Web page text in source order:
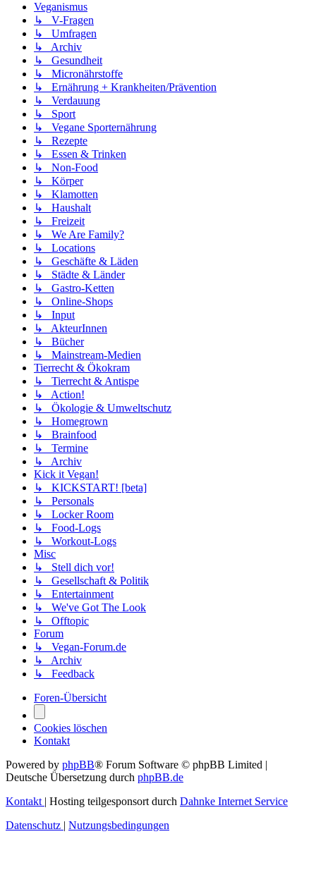
Veganismus
↳ V-Fragen
↳ Umfragen
↳ Archiv
↳ Gesundheit
↳ Micronährstoffe
↳ Ernährung + Krankheiten/Prävention
↳ Verdauung
↳ Sport
↳ Vegane Sporternährung
↳ Rezepte
↳ Essen & Trinken
↳ Non-Food
↳ Körper
↳ Klamotten
↳ Haushalt
↳ Freizeit
↳ We Are Family?
↳ Locations
↳ Geschäfte & Läden
↳ Städte & Länder
↳ Gastro-Ketten
↳ Online-Shops
↳ Input
↳ AkteurInnen
↳ Bücher
↳ Mainstream-Medien
Tierrecht & Ökokram
↳ Tierrecht & Antispe
↳ Action!
↳ Ökologie & Umweltschutz
↳ Homegrown
↳ Brainfood
↳ Termine
↳ Archiv
Kick it Vegan!
↳ KICKSTART! [beta]
↳ Personals
↳ Locker Room
↳ Food-Logs
↳ Workout-Logs
Misc
↳ Stell dich vor!
↳ Gesellschaft & Politik
↳ Entertainment
↳ We've Got The Look
↳ Offtopic
Forum
↳ Vegan-Forum.de
↳ Archiv
↳ Feedback
Foren-Übersicht
Cookies löschen
Kontakt
Powered by phpBB® Forum Software © phpBB Limited
Deutsche Übersetzung durch phpBB.de
Kontakt
Hosting teilgesponsort durch Dahnke Internet Service
Datenschutz
Nutzungsbedingungen